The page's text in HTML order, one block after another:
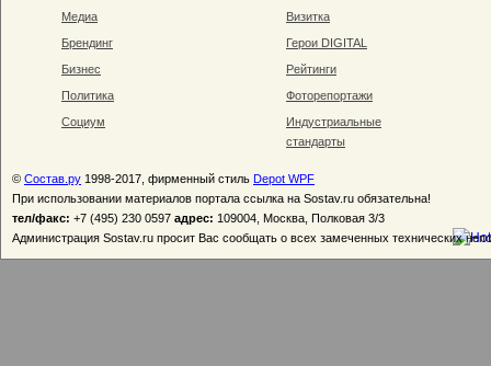
Медиа
Брендинг
Бизнес
Политика
Социум
Визитка
Герои DIGITAL
Рейтинги
Фоторепортажи
Индустриальные
стандарты
© Состав.ру 1998-2017, фирменный стиль Depot WPF
При использовании материалов портала ссылка на Sostav.ru обязательна!
тел/факс: +7 (495) 230 0597 адрес: 109004, Москва, Полковая 3/3
Администрация Sostav.ru просит Вас сообщать о всех замеченных технических